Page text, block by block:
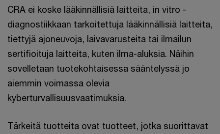
CRA ei koske lääkinnällisiä laitteita, in vitro -
diagnostiikkaan tarkoitettuja lääkinnällisiä laitteita,
tiettyjä ajoneuvoja, laivavarusteita tai ilmailun
sertifioituja laitteita, kuten ilma-aluksia. Näihin
sovelletaan tuotekohtaisessa sääntelyssä jo
aiemmin voimassa olevia
kyberturvallisuusvaatimuksia.
Tärkeitä tuotteita ovat tuotteet, jotka suorittavat